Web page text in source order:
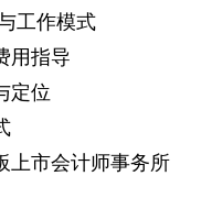
工作模式
用指导
定位
上市会计师事务所